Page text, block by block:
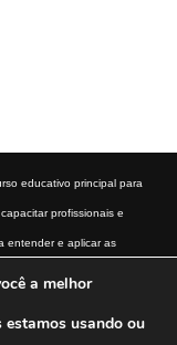
educativo principal para
profissionais e
entender e aplicar as
a melhor
estamos usando ou